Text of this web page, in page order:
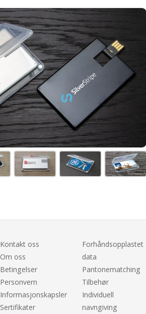
Kontakt oss
Om oss
Betingelser
Personvern
Informasjonskapsler
Sertifikater
Forhåndsopplastet
data
Pantonematching
Tilbehør
Individuell
navngiving